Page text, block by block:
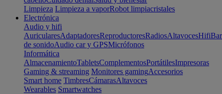
Limpieza Limpieza a vaporRobot limpiacristales
Electrónica
Audio y hifi
AuricularesAdaptadoresReproductoresRadiosAltavocesHifi
de sonidoAudio car y GPSMicrófonos
Informática
AlmacenamientoTabletsComplementosPortátilesImpresoras
Gaming & streaming Monitores gamingAccesorios
Smart home TimbresCámarasAltavoces
Wearables Smartwatches